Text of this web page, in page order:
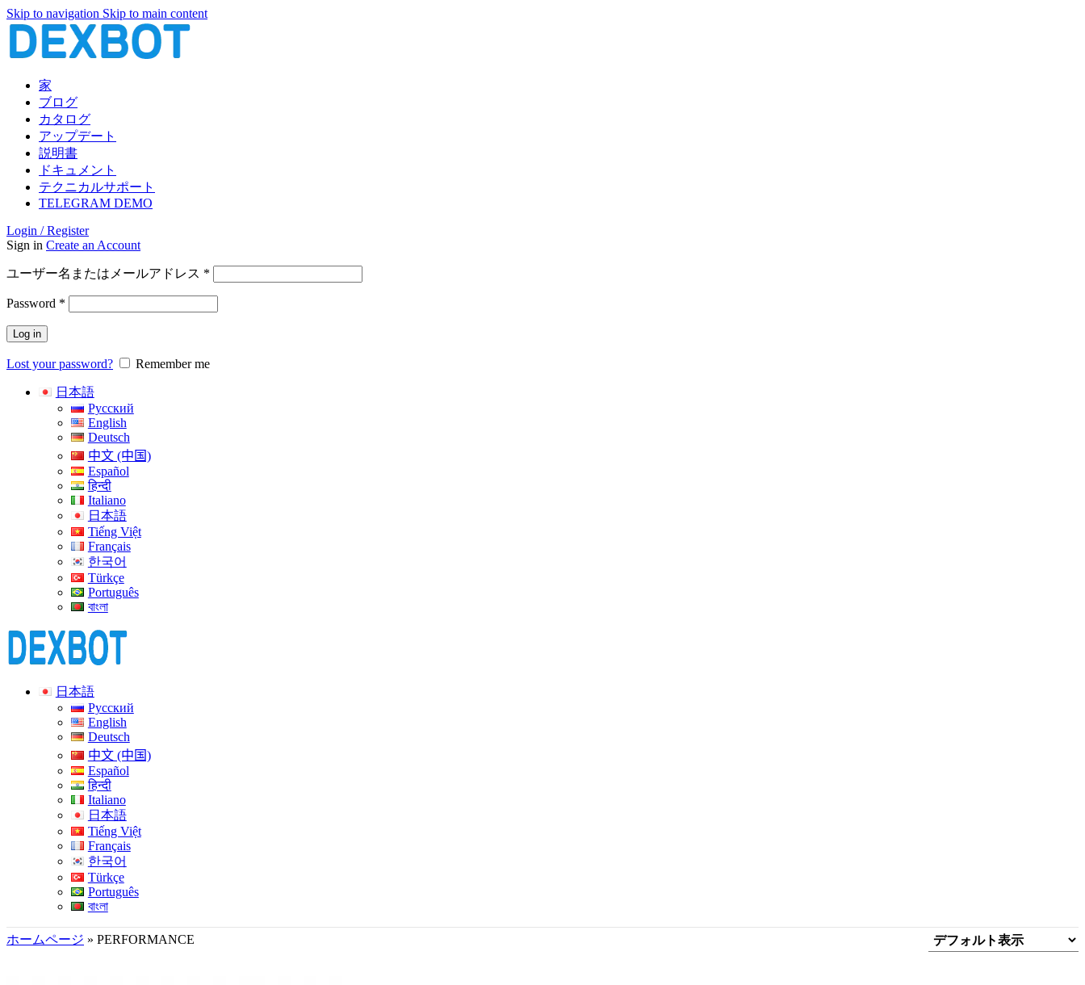
Skip to navigation Skip to main content
家
ブログ
カタログ
アップデート
説明書
ドキュメント
テクニカルサポート
TELEGRAM DEMO
Login / Register
Sign in Create an Account
ユーザー名またはメールアドレス *
Password *
Log in
Lost your password? Remember me
日本語
Русский
English
Deutsch
中文 (中国)
Español
हिन्दी
Italiano
日本語
Tiếng Việt
Français
한국어
Türkçe
Português
বাংলা
日本語
Русский
English
Deutsch
中文 (中国)
Español
हिन्दी
Italiano
日本語
Tiếng Việt
Français
한국어
Türkçe
Português
বাংলা
ホームページ » PERFORMANCE